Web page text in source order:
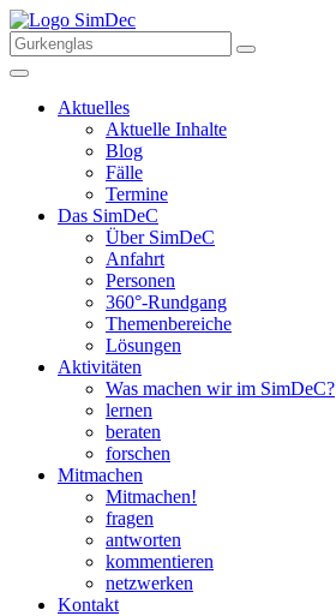
Aktuelles
Aktuelle Inhalte
Blog
Fälle
Termine
Das SimDeC
Über SimDeC
Anfahrt
Personen
360°-Rundgang
Themenbereiche
Lösungen
Aktivitäten
Was machen wir im SimDeC?
lernen
beraten
forschen
Mitmachen
Mitmachen!
fragen
antworten
kommentieren
netzwerken
Kontakt